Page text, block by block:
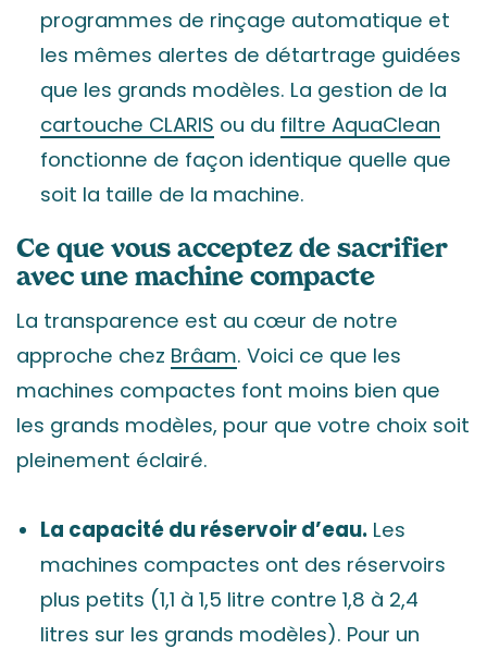
programmes de rinçage automatique et
les mêmes alertes de détartrage guidées
que les grands modèles. La gestion de la
cartouche CLARIS ou du filtre AquaClean
fonctionne de façon identique quelle que
soit la taille de la machine.
Ce que vous acceptez de sacrifier
avec une machine compacte
La transparence est au cœur de notre
approche chez Brâam. Voici ce que les
machines compactes font moins bien que
les grands modèles, pour que votre choix soit
pleinement éclairé.
La capacité du réservoir d’eau. Les
machines compactes ont des réservoirs
plus petits (1,1 à 1,5 litre contre 1,8 à 2,4
litres sur les grands modèles). Pour un